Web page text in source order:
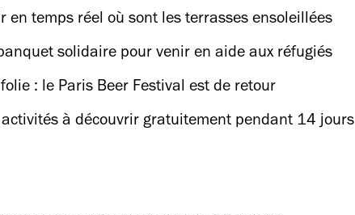
en temps réel où sont les terrasses ensoleillées
solidaire pour venir en aide aux réfugiés
: le Paris Beer Festival est de retour
à découvrir gratuitement pendant 14 jours